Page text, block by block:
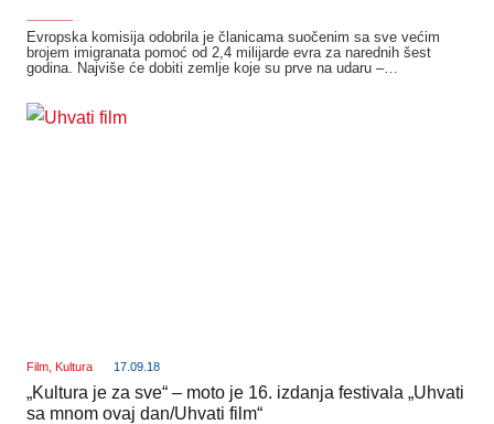
Evropska komisija odobrila je članicama suočenim sa sve većim
brojem imigranata pomoć od 2,4 milijarde evra za narednih šest
godina. Najviše će dobiti zemlje koje su prve na udaru –…
Film Kultura 17.09.18
„Kultura je za sve“ – moto je 16. izdanja festivala „Uhvati
sa mnom ovaj dan/Uhvati film“